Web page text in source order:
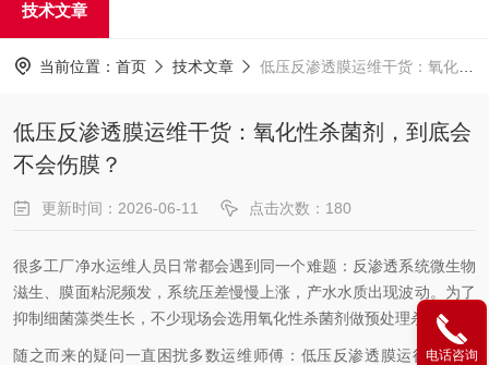
技术文章
当前位置： 首页 技术文章 低压反渗透膜运维干货：氧化性杀菌剂，到底会不会伤膜？
低压反渗透膜运维干货：氧化性杀菌剂，到底会
不会伤膜？
更新时间：2026-06-11 点击次数：180
很多工厂净水运维人员日常都会遇到同一个难题：反渗透系统微生物
滋生、膜面粘泥频发，系统压差慢慢上涨，产水水质出现波动。为了
抑制细菌藻类生长，不少现场会选用氧化性杀菌剂做预处理杀菌。
随之而来的疑问一直困扰多数运维师傅：低压反渗透膜运行压力更
电话咨询